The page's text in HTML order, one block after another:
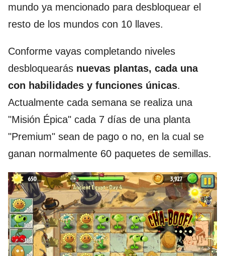
mundo ya mencionado para desbloquear el
resto de los mundos con 10 llaves.
Conforme vayas completando niveles
desbloquearás nuevas plantas, cada una
con habilidades y funciones únicas.
Actualmente cada semana se realiza una
"Misión Épica" cada 7 días de una planta
"Premium" sean de pago o no, en la cual se
ganan normalmente 60 paquetes de semillas.